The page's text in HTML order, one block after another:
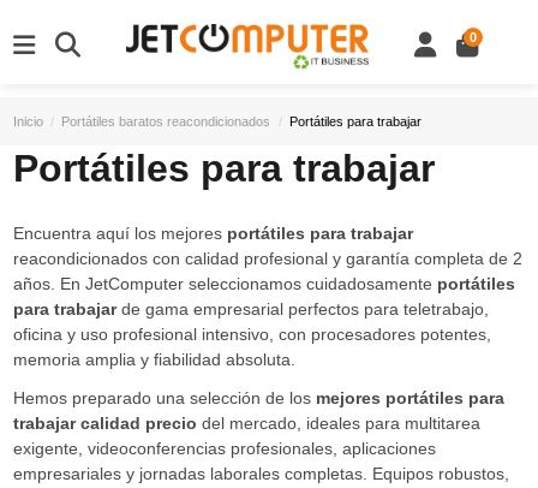
0
Inicio Portátiles baratos reacondicionados Portátiles para trabajar
Portátiles para trabajar
Encuentra aquí los mejores portátiles para trabajar
reacondicionados con calidad profesional y garantía completa de 2
años. En JetComputer seleccionamos cuidadosamente portátiles
para trabajarde gama empresarial perfectos para teletrabajo,
oficina y uso profesional intensivo, con procesadores potentes,
memoria amplia y fiabilidad absoluta.
Hemos preparado una selección de los mejores portátiles para
trabajar calidad precio del mercado, ideales para multitarea
exigente, videoconferencias profesionales, aplicaciones
empresariales y jornadas laborales completas. Equipos robustos,